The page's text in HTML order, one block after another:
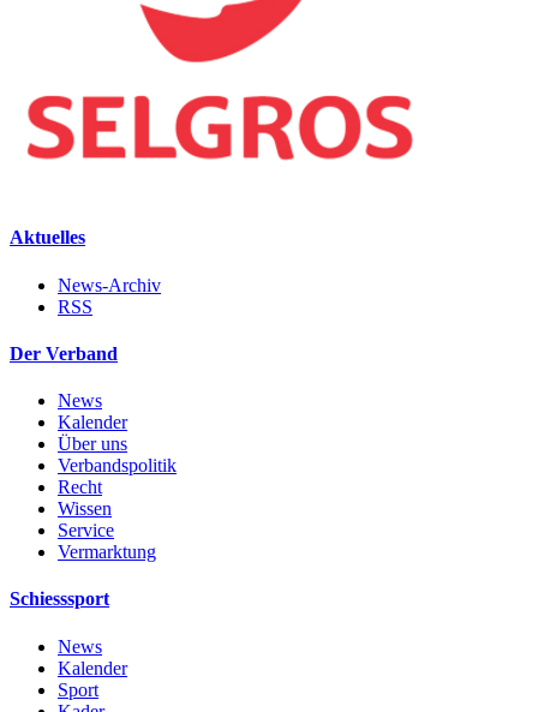
Aktuelles
News-Archiv
RSS
Der Verband
News
Kalender
Über uns
Verbandspolitik
Recht
Wissen
Service
Vermarktung
Schiesssport
News
Kalender
Sport